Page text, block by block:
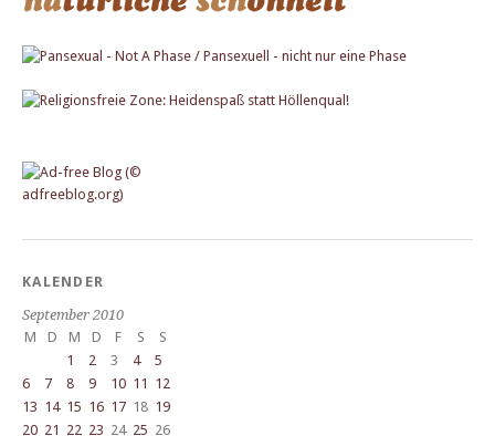
KALENDER
September 2010
M
D M D F S
S
1
2 3 4
5
6
7 8 9 10 11 12
13 14 15 16 17 18 19
20 21 22 23 24 25 26